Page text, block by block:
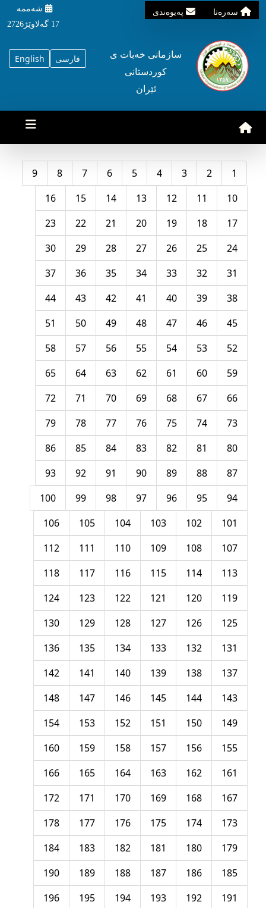
سه‌ره‌تا په‌یوه‌ندی
شه‌ممه‌
17 گه‌لاوێژ2726
English فارسی
سازمانی خه‌بات ی
کوردستانی
ئێران
1
2
3
4
5
6
7
8
9
10
11
12
13
14
15
16
17
18
19
20
21
22
23
24
25
26
27
28
29
30
31
32
33
34
35
36
37
38
39
40
41
42
43
44
45
46
47
48
49
50
51
52
53
54
55
56
57
58
59
60
61
62
63
64
65
66
67
68
69
70
71
72
73
74
75
76
77
78
79
80
81
82
83
84
85
86
87
88
89
90
91
92
93
94
95
96
97
98
99
100
101
102
103
104
105
106
107
108
109
110
111
112
113
114
115
116
117
118
119
120
121
122
123
124
125
126
127
128
129
130
131
132
133
134
135
136
137
138
139
140
141
142
143
144
145
146
147
148
149
150
151
152
153
154
155
156
157
158
159
160
161
162
163
164
165
166
167
168
169
170
171
172
173
174
175
176
177
178
179
180
181
182
183
184
185
186
187
188
189
190
191
192
193
194
195
196